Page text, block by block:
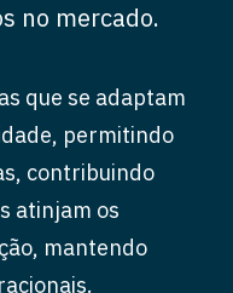
no mercado.
que se adaptam
permitindo
contribuindo
atinjam os
mantendo